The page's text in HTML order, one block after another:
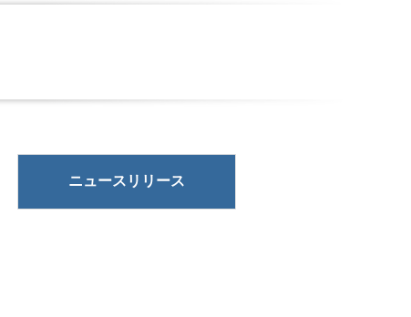
ニュースリリース